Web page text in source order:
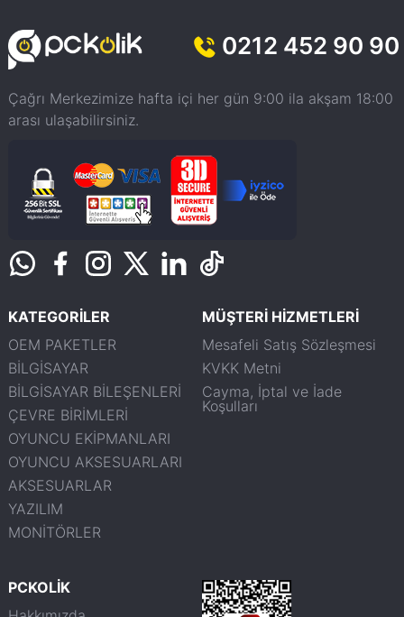
0212 452 90 90
Çağrı Merkezimize hafta içi her gün 9:00 ila akşam 18:00
arası ulaşabilirsiniz.
KATEGORİLER
OEM PAKETLER
BİLGİSAYAR
BİLGİSAYAR BİLEŞENLERİ
ÇEVRE BİRİMLERİ
OYUNCU EKİPMANLARI
OYUNCU AKSESUARLARI
AKSESUARLAR
YAZILIM
MONİTÖRLER
MÜŞTERİ HİZMETLERİ
Mesafeli Satış Sözleşmesi
KVKK Metni
Cayma, İptal ve İade
Koşulları
PCKOLİK